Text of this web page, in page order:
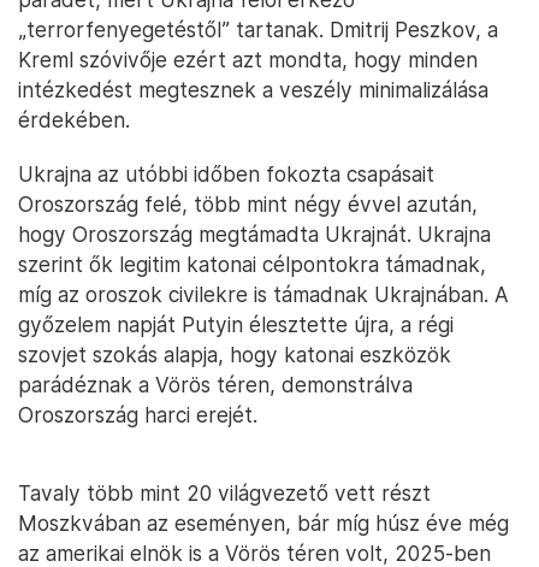
„terrorfenyegetéstől” tartanak. Dmitrij Peszkov, a
Kreml szóvivője ezért azt mondta, hogy minden
intézkedést megtesznek a veszély minimalizálása
érdekében.
Ukrajna az utóbbi időben fokozta csapásait
Oroszország felé, több mint négy évvel azután,
hogy Oroszország megtámadta Ukrajnát. Ukrajna
szerint ők legitim katonai célpontokra támadnak,
míg az oroszok civilekre is támadnak Ukrajnában. A
győzelem napját Putyin élesztette újra, a régi
szovjet szokás alapja, hogy katonai eszközök
parádéznak a Vörös téren, demonstrálva
Oroszország harci erejét.
Tavaly több mint 20 világvezető vett részt
Moszkvában az eseményen, bár míg húsz éve még
az amerikai elnök is a Vörös téren volt, 2025-ben